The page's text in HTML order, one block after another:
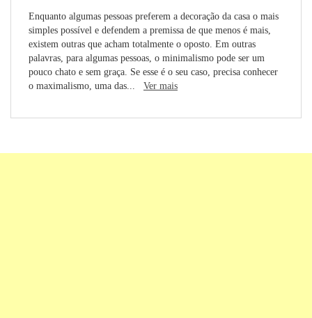
Enquanto algumas pessoas preferem a decoração da casa o mais
simples possível e defendem a premissa de que menos é mais,
existem outras que acham totalmente o oposto. Em outras
palavras, para algumas pessoas, o minimalismo pode ser um
pouco chato e sem graça. Se esse é o seu caso, precisa conhecer
o maximalismo, uma das... Ver mais